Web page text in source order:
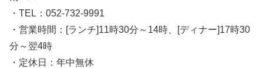
・TEL：052-732-9991
・営業時間：[ランチ]11時30分～14時、[ディナー]17時30
分～翌4時
・定休日：年中無休